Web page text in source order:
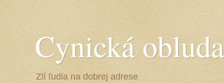
Cynická obluda
Zlí ľudia na dobrej adrese